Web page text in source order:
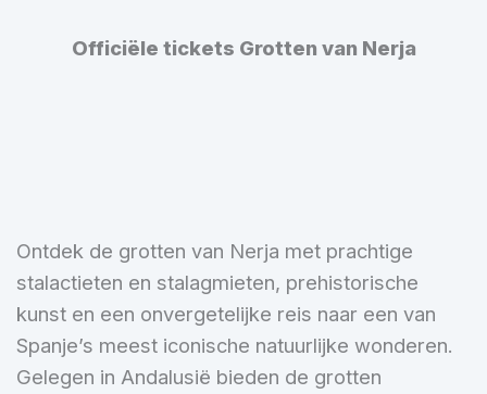
Officiële tickets Grotten van Nerja
Ontdek de grotten van Nerja met prachtige
stalactieten en stalagmieten, prehistorische
kunst en een onvergetelijke reis naar een van
Spanje’s meest iconische natuurlijke wonderen.
Gelegen in Andalusië bieden de grotten